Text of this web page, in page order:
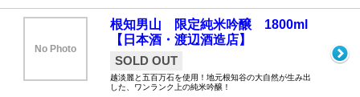
No Photo
根知男山 限定純米吟醸 1800ml
【日本酒・渡辺酒造店】
SOLD OUT
越淡麗と五百万石を使用！地元根知谷の大自然が生み出
した、ワンランク上の純米吟醸！